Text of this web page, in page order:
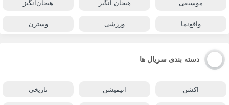
موسیقی هیجان انگیز هیجان‌انگیز
واقع‌نما ورزشی وسترن
دسته بندی سریال ها
اکشن انیمیشن تاریخی